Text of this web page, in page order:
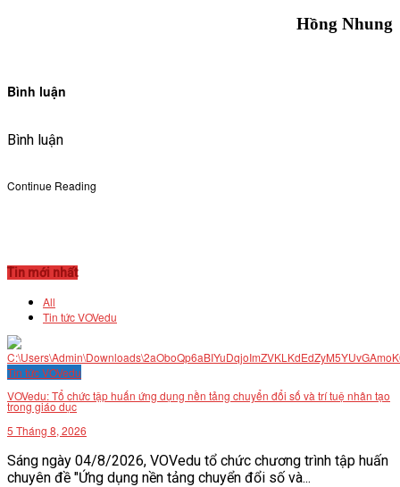
Hồng Nhung
Bình luận
Bình luận
Continue Reading
Tin mới nhất
All
Tin tức VOVedu
Tin tức VOVedu
VOVedu: Tổ chức tập huấn ứng dụng nền tảng chuyển đổi số và trí tuệ nhân tạo
trong giáo dục
5 Tháng 8, 2026
Sáng ngày 04/8/2026, VOVedu tổ chức chương trình tập huấn
chuyên đề "Ứng dụng nền tảng chuyển đổi số và...